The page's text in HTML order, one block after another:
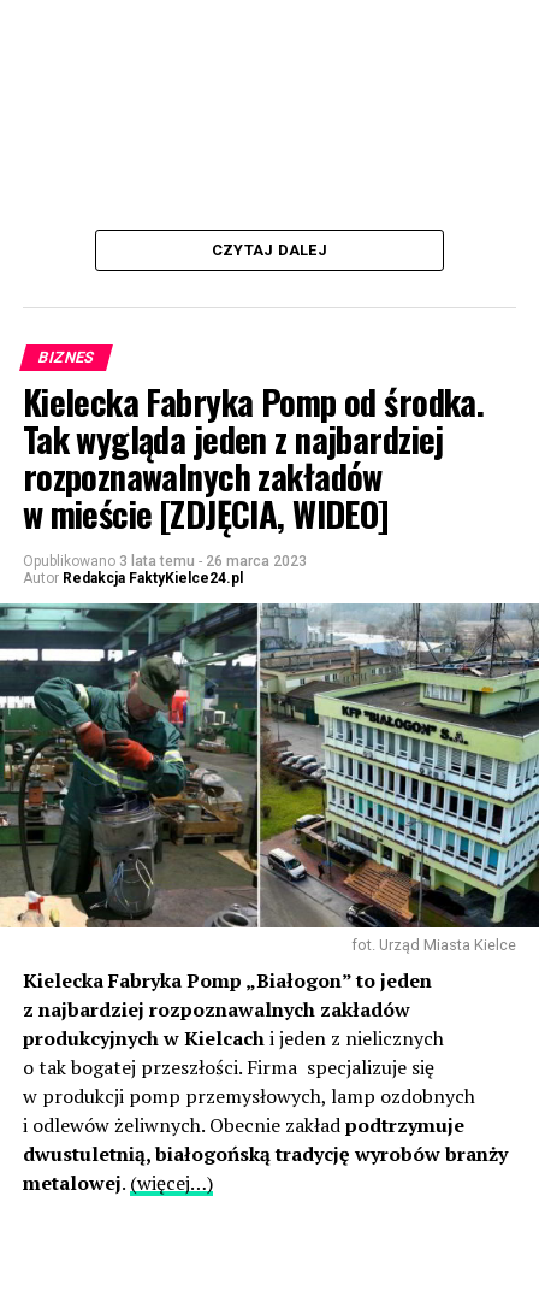
CZYTAJ DALEJ
BIZNES
Kielecka Fabryka Pomp od środka.
Tak wygląda jeden z najbardziej
rozpoznawalnych zakładów
w mieście [ZDJĘCIA, WIDEO]
Opublikowano 3 lata temu - 26 marca 2023
Autor Redakcja FaktyKielce24.pl
fot. Urząd Miasta Kielce
Kielecka Fabryka Pomp „Białogon” to jeden
z najbardziej rozpoznawalnych zakładów
produkcyjnych w Kielcachi jeden z nielicznych
o tak bogatej przeszłości. Firma specjalizuje się
w produkcji pomp przemysłowych, lamp ozdobnych
i odlewów żeliwnych. Obecnie zakładpodtrzymuje
dwustuletnią, białogońską tradycję wyrobów branży
metalowej. (więcej…)